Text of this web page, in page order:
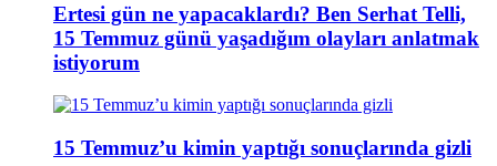
Ertesi gün ne yapacaklardı? Ben Serhat Telli,
15 Temmuz günü yaşadığım olayları anlatmak
istiyorum
15 Temmuz’u kimin yaptığı sonuçlarında gizli